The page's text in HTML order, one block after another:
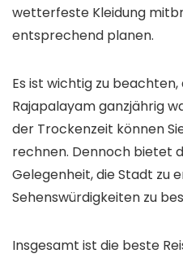
wetterfeste Kleidung
entsprechend planen.
Es ist wichtig zu beachten,
Rajapalayam ganzjährig
der Trockenzeit können
rechnen. Dennoch bietet
Gelegenheit, die Stadt zu
Sehenswürdigkeiten zu
Insgesamt ist die beste